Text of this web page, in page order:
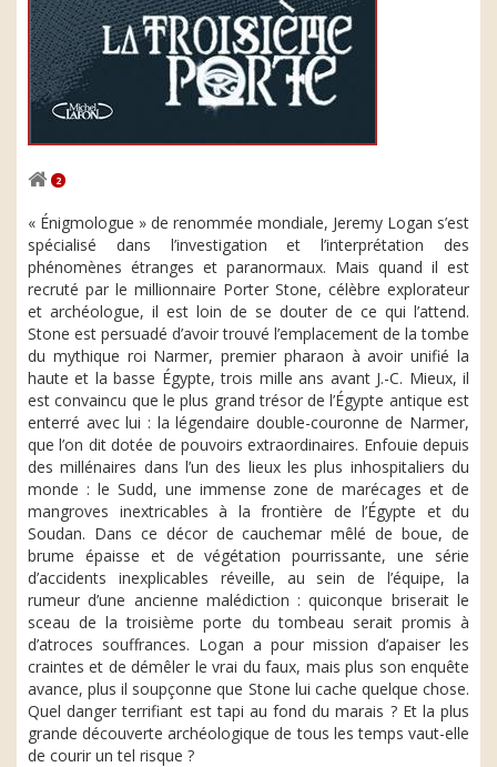
2
« Énigmologue » de renommée mondiale, Jeremy Logan s’est
spécialisé dans l’investigation et l’interprétation des
phénomènes étranges et paranormaux. Mais quand il est
recruté par le millionnaire Porter Stone, célèbre explorateur
et archéologue, il est loin de se douter de ce qui l’attend.
Stone est persuadé d’avoir trouvé l’emplacement de la tombe
du mythique roi Narmer, premier pharaon à avoir unifié la
haute et la basse Égypte, trois mille ans avant J.-C. Mieux, il
est convaincu que le plus grand trésor de l’Égypte antique est
enterré avec lui : la légendaire double-couronne de Narmer,
que l’on dit dotée de pouvoirs extraordinaires. Enfouie depuis
des millénaires dans l’un des lieux les plus inhospitaliers du
monde : le Sudd, une immense zone de marécages et de
mangroves inextricables à la frontière de l’Égypte et du
Soudan. Dans ce décor de cauchemar mêlé de boue, de
brume épaisse et de végétation pourrissante, une série
d’accidents inexplicables réveille, au sein de l’équipe, la
rumeur d’une ancienne malédiction : quiconque briserait le
sceau de la troisième porte du tombeau serait promis à
d’atroces souffrances. Logan a pour mission d’apaiser les
craintes et de démêler le vrai du faux, mais plus son enquête
avance, plus il soupçonne que Stone lui cache quelque chose.
Quel danger terrifiant est tapi au fond du marais ? Et la plus
grande découverte archéologique de tous les temps vaut-elle
de courir un tel risque ?